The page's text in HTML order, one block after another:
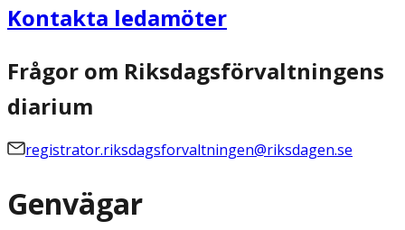
Kontakta ledamöter
Frågor om Riksdagsförvaltningens
diarium
registrator.riksdagsforvaltningen@riksdagen.se
Genvägar